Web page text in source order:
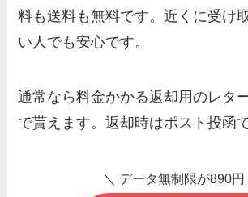
料も送料も無料です。近くに受け
い人でも安心です。
通常なら料金かかる返却用のレタ
で貰えます。返却時はポスト投函
＼ データ無制限が890円